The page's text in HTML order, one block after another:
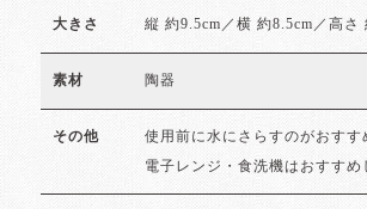
大きさ 縦 約9.5cm／横 約8.5cm／高さ
素材 陶器
その他 使用前に水にさらすのがおすす
電子レンジ・食洗機はおすすめ